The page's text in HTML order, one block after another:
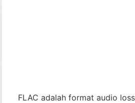
FLAC adalah format audio